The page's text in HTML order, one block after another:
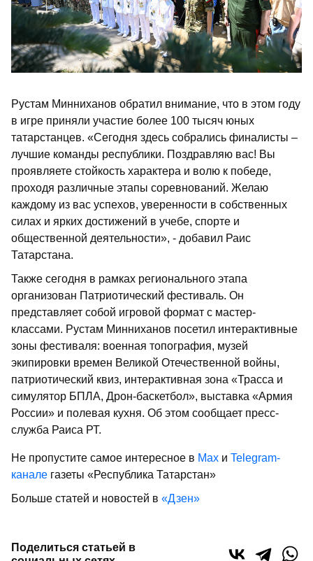
Рустам Минниханов обратил внимание, что в этом году
в игре приняли участие более 100 тысяч юных
татарстанцев. «Сегодня здесь собрались финалисты –
лучшие команды республики. Поздравляю вас! Вы
проявляете стойкость характера и волю к победе,
проходя различные этапы соревнований. Желаю
каждому из вас успехов, уверенности в собственных
силах и ярких достижений в учебе, спорте и
общественной деятельности», - добавил Раис
Татарстана.
Также сегодня в рамках регионального этапа
организован Патриотический фестиваль. Он
представляет собой игровой формат с мастер-
классами. Рустам Минниханов посетил интерактивные
зоны фестиваля: военная топография, музей
экипировки времен Великой Отечественной войны,
патриотический квиз, интерактивная зона «Трасса и
симулятор БПЛА, Дрон-баскетбол», выставка «Армия
России» и полевая кухня. Об этом сообщает пресс-
служба Раиса РТ.
Не пропустите самое интересное в Max и Telegram-
канале газеты «Республика Татарстан»
Больше статей и новостей в «Дзен»
Поделиться статьей в